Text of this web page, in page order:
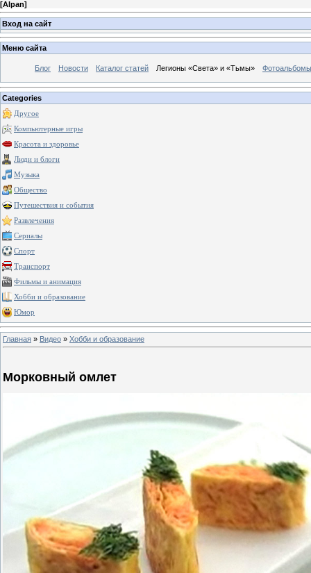
[Alpan]
Вход на сайт
Меню сайта
Блог Новости Каталог статей Легионы «Света» и «Тьмы» Фотоальбомы
Categories
Другое
Компьютерные игры
Красота и здоровье
Люди и блоги
Музыка
Общество
Путешествия и события
Развлечения
Сериалы
Спорт
Транспорт
Фильмы и анимация
Хобби и образование
Юмор
Главная » Видео » Хобби и образование
Морковный омлет